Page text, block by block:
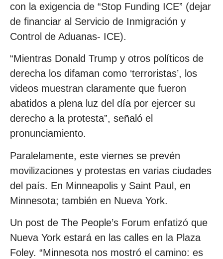
con la exigencia de “Stop Funding ICE” (dejar
de financiar al Servicio de Inmigración y
Control de Aduanas- ICE).
“Mientras Donald Trump y otros políticos de
derecha los difaman como ‘terroristas’, los
videos muestran claramente que fueron
abatidos a plena luz del día por ejercer su
derecho a la protesta”, señaló el
pronunciamiento.
Paralelamente, este viernes se prevén
movilizaciones y protestas en varias ciudades
del país. En Minneapolis y Saint Paul, en
Minnesota; también en Nueva York.
Un post de The People’s Forum enfatizó que
Nueva York estará en las calles en la Plaza
Foley. “Minnesota nos mostró el camino: es